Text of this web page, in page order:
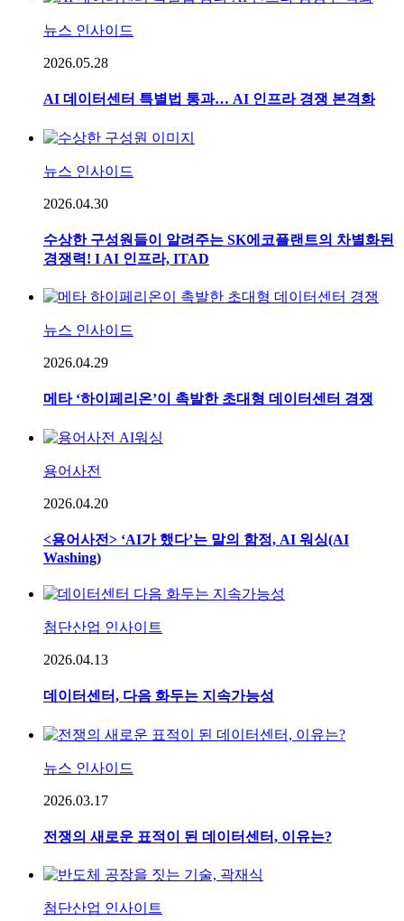
뉴스 인사이드
2026.05.28
AI 데이터센터 특별법 통과… AI 인프라 경쟁 본격화
뉴스 인사이드
2026.04.30
수상한 구성원들이 알려주는 SK에코플랜트의 차별화된
경쟁력! I AI 인프라, ITAD
뉴스 인사이드
2026.04.29
메타 ‘하이페리온’이 촉발한 초대형 데이터센터 경쟁
용어사전
2026.04.20
<용어사전> ‘AI가 했다’는 말의 함정, AI 워싱(AI
Washing)
첨단산업 인사이트
2026.04.13
데이터센터, 다음 화두는 지속가능성
뉴스 인사이드
2026.03.17
전쟁의 새로운 표적이 된 데이터센터, 이유는?
첨단산업 인사이트